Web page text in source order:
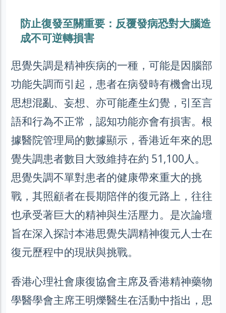
防止復發至關重要：反覆發病恐對大腦造
成不可逆轉損害
思覺失調是精神疾病的一種，可能是因腦部
功能失調而引起，患者在病發時有機會出現
思想混亂、妄想、亦可能產生幻覺，引至言
語和行為不正常，認知功能亦會有損害。根
據醫院管理局的數據顯示，香港近年來的思
覺失調患者數目大致維持在約 51,100人。
思覺失調不單對患者的健康帶來重大的挑
戰，其照顧者在長期陪伴的復元路上，往往
也承受著巨大的精神與生活壓力。是次論壇
旨在深入探討本港思覺失調精神復元人士在
復元歷程中的現狀與挑戰。
香港心理社會康復協會主席及香港精神藥物
學醫學會主席王明爍醫生在活動中指出，思